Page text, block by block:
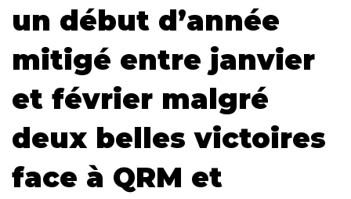
un début d’année
mitigé entre janvier
et février malgré
deux belles victoires
face à QRM et